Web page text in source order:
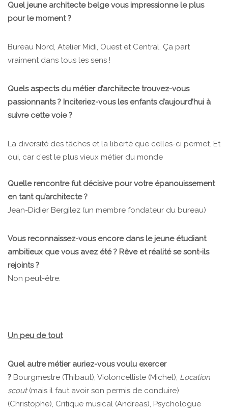
Quel jeune architecte belge vous impressionne le plus
pour le moment ?
Bureau Nord, Atelier Midi, Ouest et Central. Ça part
vraiment dans tous les sens !
Quels aspects du métier d’architecte trouvez-vous
passionnants ? Inciteriez-vous les enfants d’aujourd’hui à
suivre cette voie ?
La diversité des tâches et la liberté que celles-ci permet. Et
oui, car c’est le plus vieux métier du monde
Quelle rencontre fut décisive pour votre épanouissement
en tant qu’architecte ?
Jean-Didier Bergilez (un membre fondateur du bureau)
Vous reconnaissez-vous encore dans le jeune étudiant
ambitieux que vous avez été ? Rêve et réalité se sont-ils
rejoints ?
Non peut-être.
Un peu de tout
Quel autre métier auriez-vous voulu exercer
? Bourgmestre (Thibaut), Violoncelliste (Michel), Location
scout(mais il faut avoir son permis de conduire)
(Christophe), Critique musical (Andreas), Psychologue